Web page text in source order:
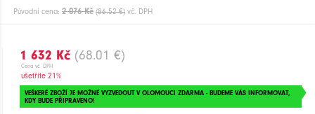
Původní cena: 2 076 Kč (86.52 €) vč. DPH
1 632 Kč (68.01 €)
Cena vč. DPH
ušetříte 21%
VEŠKERÉ ZBOŽÍ JE MOŽNÉ VYZVEDOUT V OLOMOUCI ZDARMA - BUDEME VÁS INFORMOVAT,
KDY BUDE PŘIPRAVENO!